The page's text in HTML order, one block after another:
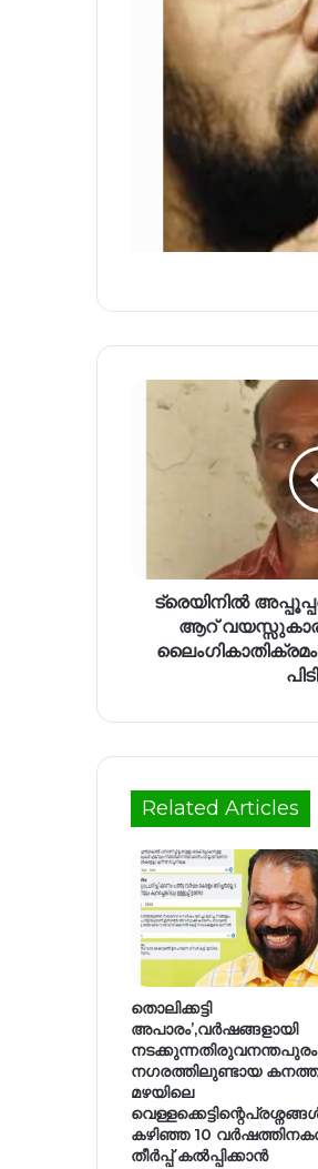
ട്രെയിനിൽ
ആറ്
Related Articles
തൊലിക്കട്ടി
അപാരം’,വർഷങ്ങളായി
നടക്കുന്നതിരുവനന്തപുരം
നഗരത്തിലുണ്ടായ കനത്ത
മഴയിലെ
കഴിഞ്ഞ 10
തീർപ്പ് കൽപ്പിക്കാൻ